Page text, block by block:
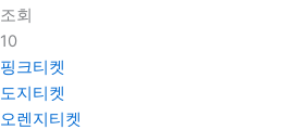
조회
10
핑크티켓
도지티켓
오렌지티켓